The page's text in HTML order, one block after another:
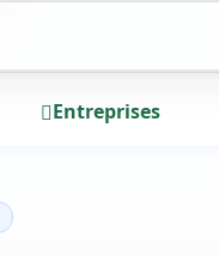
Entreprises